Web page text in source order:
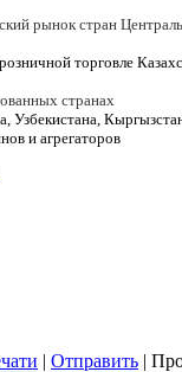
рынок стран
торговле
странах
Узбекистана,
и агрегаторов
| Отправить |